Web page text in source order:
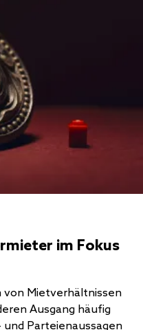
im Fokus
von Mietverhältnissen
Ausgang häufig
und Parteienaussagen